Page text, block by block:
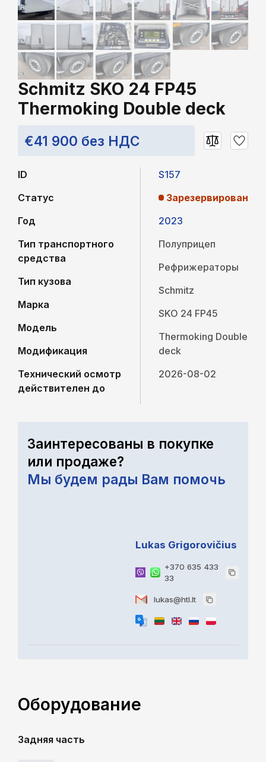
Schmitz SKO 24 FP45
Thermoking Double deck
€41 900 без НДС
ID
Статус
Год
Тип транспортного
средства
Тип кузова
Марка
Модель
Модификация
Технический осмотр
действителен до
S157
Зарезервирован
2023
Полуприцеп
Рефрижераторы
Schmitz
SKO 24 FP45
Thermoking Double
deck
2026-08-02
Заинтересованы в покупке
или продаже?
Мы будем рады Вам помочь
Lukas Grigorovičius
+370 635 433
33
lukas@htl.lt
Оборудование
Задняя часть